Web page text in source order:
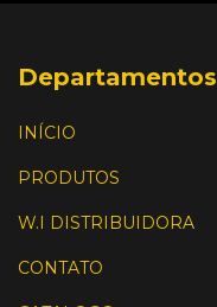
Departamentos
INÍCIO
PRODUTOS
W.I DISTRIBUIDORA
CONTATO